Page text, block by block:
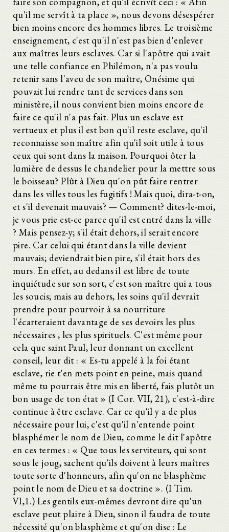
qu'il me servît à ta place », nous devons désespérer
bien moins encore des hommes libres. Le troisième
enseignement, c'est qu'il n'est pas bien d'enlever
aux maîtres leurs esclaves. Car si l'apôtre qui avait
une telle confiance en Philémon, n'a pas voulu
retenir sans l'aveu de son maître, Onésime qui
pouvait lui rendre tant de services dans son
ministère, il nous convient bien moins encore de
faire ce qu'il n'a pas fait. Plus un esclave est
vertueux et plus il est bon qu'il reste esclave, qu'il
reconnaisse son maître afin qu'il soit utile à tous
ceux qui sont dans la maison. Pourquoi ôter la
lumière de dessus le chandelier pour la mettre sous
le boisseau? Plût à Dieu qu'on pût faire rentrer
dans les villes tous les fugitifs ! Mais quoi, dira-t-on,
et s'il devenait mauvais? — Comment? dites-le-moi,
je vous prie est-ce parce qu'il est entré dans la ville
? Mais pensez-y; s'il était dehors, il serait encore
pire. Car celui qui étant dans la ville devient
mauvais; deviendrait bien pire, s'il était hors des
murs. En effet, au dedans il est libre de toute
inquiétude sur son sort, c'est son maître qui a tous
les soucis; mais au dehors, les soins qu'il devrait
prendre pour pourvoir à sa nourriture
l'écarteraient davantage de ses devoirs les plus
nécessaires , les plus spirituels. C'est même pour
cela que saint Paul, leur donnant un excellent
conseil, leur dit : « Es-tu appelé à la foi étant
esclave, rie t'en mets point en peine, mais quand
même tu pourrais être mis en liberté, fais plutôt un
bon usage de ton état » (I Cor. VII, 21), c'est-à-dire
continue à être esclave. Car ce qu'il y a de plus
nécessaire pour lui, c'est qu'il n'entende point
blasphémer le nom de Dieu, comme le dit l'apôtre
en ces termes : « Que tous les serviteurs, qui sont
sous le joug, sachent qu'ils doivent à leurs maîtres
toute sorte d'honneurs, afin qu'on ne blasphème
point le nom de Dieu et sa doctrine ». (I Tim.
VI,1.) Les gentils eux-mêmes devront dire qu'un
esclave peut plaire à Dieu, sinon il faudra de toute
nécessité qu'on blasphème et qu'on dise : Le